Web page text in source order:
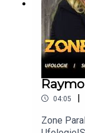
04:05 |
Zone